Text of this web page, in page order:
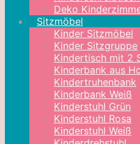
Deko
Sitzmöbel
Kinder Sitzmöbel
Kinder Sitzgruppe
Kindertisch mit 2
Kinderbank aus
Kindertruhenbank
Kinderbank Weiß
Kinderstuhl Grün
Kinderstuhl Rosa
Kinderstuhl Weiß